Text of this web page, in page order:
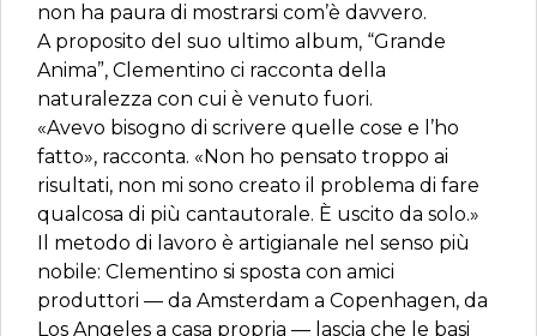
non ha paura di mostrarsi com’è davvero.
A proposito del suo ultimo album, “Grande
Anima”, Clementino ci racconta della
naturalezza con cui è venuto fuori.
«Avevo bisogno di scrivere quelle cose e l’ho
fatto», racconta. «Non ho pensato troppo ai
risultati, non mi sono creato il problema di fare
qualcosa di più cantautorale. È uscito da solo.»
Il metodo di lavoro è artigianale nel senso più
nobile: Clementino si sposta con amici
produttori — da Amsterdam a Copenhagen, da
Los Angeles a casa propria — lascia che le basi